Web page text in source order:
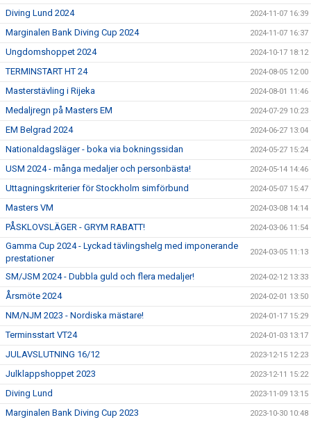
Diving Lund 2024 2024-11-07 16:39
Marginalen Bank Diving Cup 2024 2024-11-07 16:37
Ungdomshoppet 2024 2024-10-17 18:12
TERMINSTART HT 24 2024-08-05 12:00
Masterstävling i Rijeka 2024-08-01 11:46
Medaljregn på Masters EM 2024-07-29 10:23
EM Belgrad 2024 2024-06-27 13:04
Nationaldagsläger - boka via bokningssidan 2024-05-27 15:24
USM 2024 - många medaljer och personbästa! 2024-05-14 14:46
Uttagningskriterier för Stockholm simförbund 2024-05-07 15:47
Masters VM 2024-03-08 14:14
PÅSKLOVSLÄGER - GRYM RABATT! 2024-03-06 11:54
Gamma Cup 2024 - Lyckad tävlingshelg med imponerande
prestationer
2024-03-05 11:13
SM/JSM 2024 - Dubbla guld och flera medaljer! 2024-02-12 13:33
Årsmöte 2024 2024-02-01 13:50
NM/NJM 2023 - Nordiska mästare! 2024-01-17 15:29
Terminsstart VT24 2024-01-03 13:17
JULAVSLUTNING 16/12 2023-12-15 12:23
Julklappshoppet 2023 2023-12-11 15:22
Diving Lund 2023-11-09 13:15
Marginalen Bank Diving Cup 2023 2023-10-30 10:48